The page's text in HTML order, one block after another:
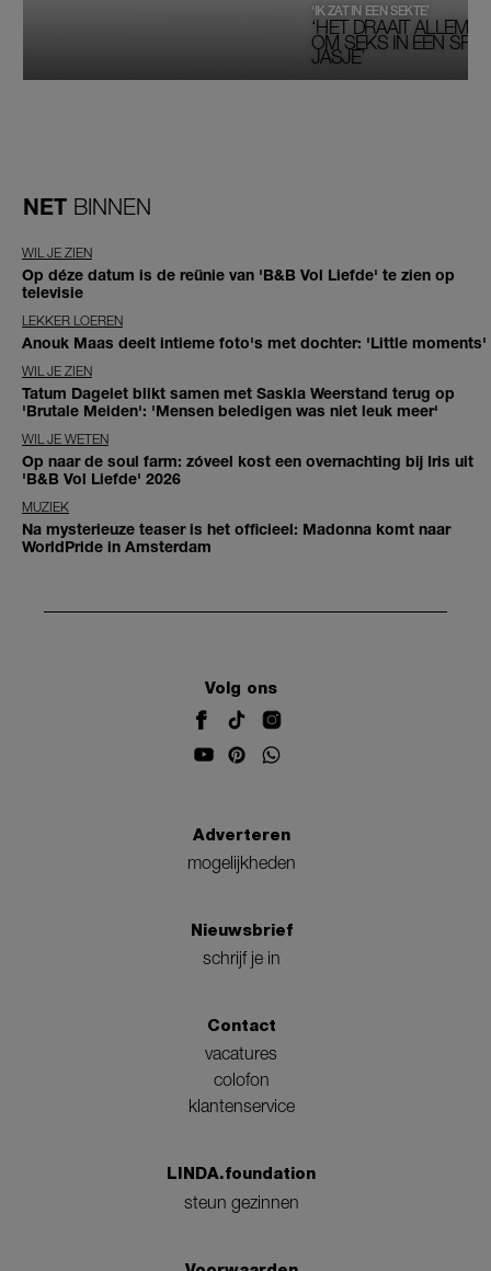
‘HET DRAAIT
OM SEKS IN EEN
JASJE’
‘IK ZAT IN EEN SEKTE’
NET BINNEN
WIL JE ZIEN
Op déze datum is de reünie van 'B&B Vol Liefde' te zien op
televisie
LEKKER LOEREN
Anouk Maas deelt intieme foto's met dochter: 'Little moments'
WIL JE ZIEN
Tatum Dagelet blikt samen met Saskia Weerstand terug op
'Brutale Meiden': 'Mensen beledigen was niet leuk meer'
WIL JE WETEN
Op naar de soul farm: zóveel kost een overnachting bij Iris uit
'B&B Vol Liefde' 2026
MUZIEK
Na mysterieuze teaser is het officieel: Madonna komt naar
WorldPride in Amsterdam
Volg ons
Adverteren
mogelijkheden
Nieuwsbrief
schrijf je in
Contact
vacatures
colofon
klantenservice
LINDA.foundation
steun gezinnen